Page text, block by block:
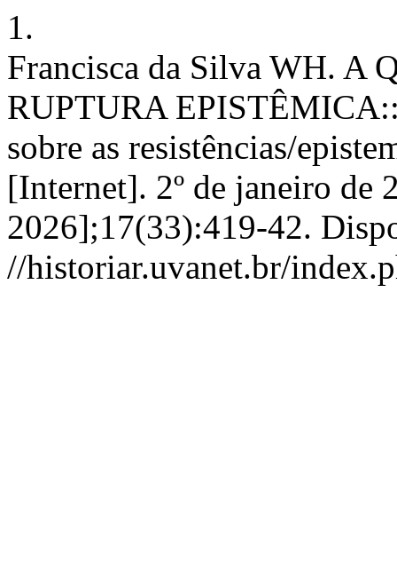
1.
Francisca da Silva WH.
RUPTURA
sobre as resistências/
[Internet]. 2º de janeiro de
2026];17(33):419-42.
//historiar.uvanet.br/